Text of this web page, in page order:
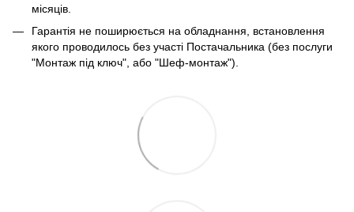
місяців.
Гарантія не поширюється на обладнання, встановлення
якого проводилось без участі Постачальника (без послуги
"Монтаж під ключ", або "Шеф-монтаж").